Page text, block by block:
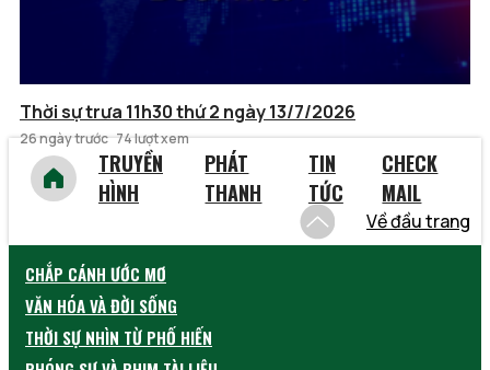
Thời sự trưa 11h30 thứ 2 ngày 13/7/2026
26 ngày trước 74 lượt xem
TRUYỀN
HÌNH
PHÁT
THANH
TIN
TỨC
CHECK
MAIL
Về đầu trang
CHẮP CÁNH ƯỚC MƠ
VĂN HÓA VÀ ĐỜI SỐNG
THỜI SỰ NHÌN TỪ PHỐ HIẾN